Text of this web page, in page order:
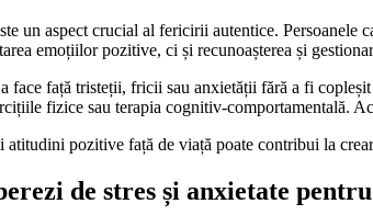
un aspect crucial al fericirii autentice. Persoanele
emoțiilor pozitive, ci și recunoașterea și
face față tristeții, fricii sau anxietății fără a fi
fizice sau terapia cognitiv-comportamentală.
atitudini pozitive față de viață poate contribui la
de stres și anxietate